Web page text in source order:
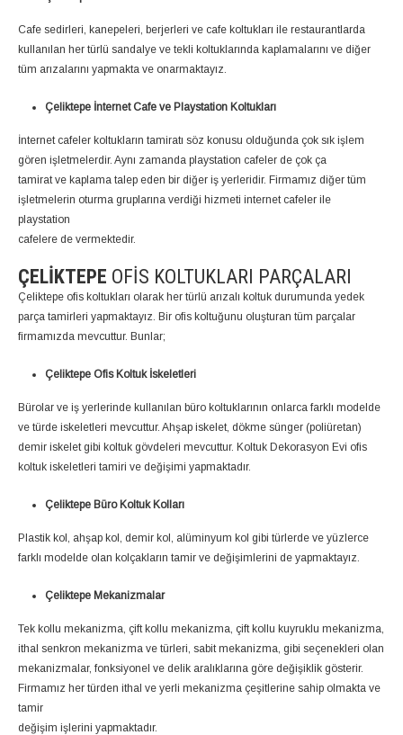
Cafe sedirleri, kanepeleri, berjerleri ve cafe koltukları ile restaurantlarda
kullanılan her türlü sandalye ve tekli koltuklarında kaplamalarını ve diğer
tüm arızalarını yapmakta ve onarmaktayız.
Çeliktepe İnternet Cafe ve Playstation Koltukları
İnternet cafeler koltukların tamiratı söz konusu olduğunda çok sık işlem
gören işletmelerdir. Aynı zamanda playstation cafeler de çok ça
tamirat ve kaplama talep eden bir diğer iş yerleridir. Firmamız diğer tüm
işletmelerin oturma gruplarına verdiği hizmeti internet cafeler ile
playstation
cafelere de vermektedir.
ÇELIKTEPE OFIS KOLTUKLARI PARÇALARI
Çeliktepe ofis koltukları olarak her türlü arızalı koltuk durumunda yedek
parça tamirleri yapmaktayız. Bir ofis koltuğunu oluşturan tüm parçalar
firmamızda mevcuttur. Bunlar;
Çeliktepe Ofis Koltuk İskeletleri
Bürolar ve iş yerlerinde kullanılan büro koltuklarının onlarca farklı modelde
ve türde iskeletleri mevcuttur. Ahşap iskelet, dökme sünger (poliüretan)
demir iskelet gibi koltuk gövdeleri mevcuttur. Koltuk Dekorasyon Evi ofis
koltuk iskeletleri tamiri ve değişimi yapmaktadır.
Çeliktepe Büro Koltuk Kolları
Plastik kol, ahşap kol, demir kol, alüminyum kol gibi türlerde ve yüzlerce
farklı modelde olan kolçakların tamir ve değişimlerini de yapmaktayız.
Çeliktepe Mekanizmalar
Tek kollu mekanizma, çift kollu mekanizma, çift kollu kuyruklu mekanizma,
ithal senkron mekanizma ve türleri, sabit mekanizma, gibi seçenekleri olan
mekanizmalar, fonksiyonel ve delik aralıklarına göre değişiklik gösterir.
Firmamız her türden ithal ve yerli mekanizma çeşitlerine sahip olmakta ve
tamir
değişim işlerini yapmaktadır.